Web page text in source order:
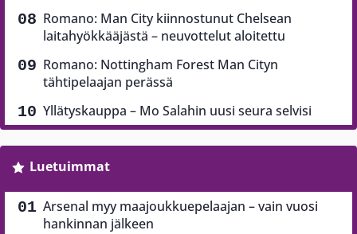
Romano: Man City kiinnostunut Chelsean
laitahyökkääjästä – neuvottelut aloitettu
Romano: Nottingham Forest Man Cityn
tähtipelaajan perässä
Yllätyskauppa – Mo Salahin uusi seura selvisi
Luetuimmat
Arsenal myy maajoukkuepelaajan – vain vuosi
hankinnan jälkeen